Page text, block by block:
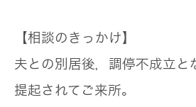
【相談のきっかけ】
夫との別居後，調停不成立と
提起されてご来所。